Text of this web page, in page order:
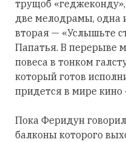
трущоб
две мелодрамы, одна
вторая — «Услышьте
Папатья. В перерыве
повеса в тонком
который готов
придется в мире
Пока Феридун
балконы которого